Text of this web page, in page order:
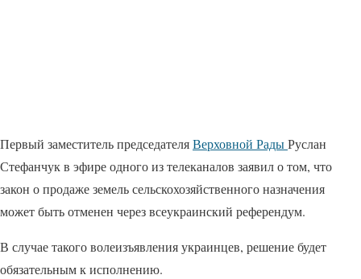
Первый заместитель председателяВерховной РадыРуслан
Стефанчук в эфире одного из телеканалов заявил о том, что
закон о продаже земель сельскохозяйственного назначения
может быть отменен через всеукраинский референдум.
В случае такого волеизъявления украинцев, решение будет
обязательным к исполнению.